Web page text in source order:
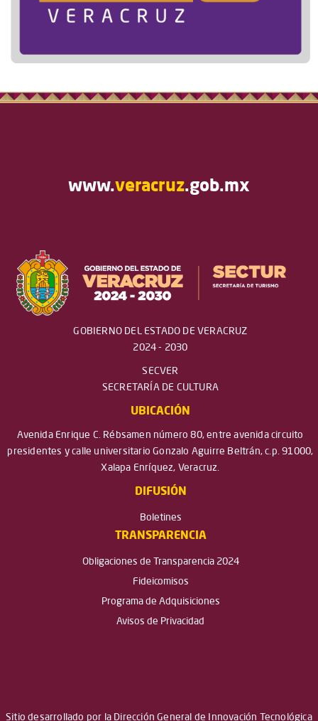
www.veracruz.gob.mx
GOBIERNO DEL ESTADO DE VERACRUZ
2024 - 2030
SECVER
SECRETARÍA DE CULTURA
UBICACIÓN
Avenida Enrique C. Rébsamen número 80, entre avenida circuito
presidentes y calle universitario Gonzalo Aguirre Beltrán, c.p. 91000,
Xalapa Enríquez, Veracruz.
DIFUSIÓN
Boletines
TRANSPARENCIA
Obligaciones de Transparencia 2024
Fideicomisos
Programa de Adquisiciones
Avisos de Privacidad
Sitio desarrollado por la Dirección General de Innovación Tecnológica